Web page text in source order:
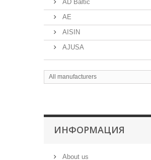
AD Baltic
AE
AISIN
AJUSA
All manufacturers
ИНФОРМАЦИЯ
About us